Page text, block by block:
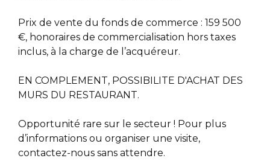
Prix de vente du fonds de commerce : 159 500
€, honoraires de commercialisation hors taxes
inclus, à la charge de l’acquéreur.
EN COMPLEMENT, POSSIBILITE D'ACHAT DES
MURS DU RESTAURANT.
Opportunité rare sur le secteur ! Pour plus
d’informations ou organiser une visite,
contactez-nous sans attendre.